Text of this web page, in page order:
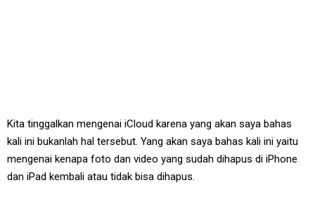
Kita tinggalkan mengenai iCloud karena yang akan saya bahas
kali ini bukanlah hal tersebut. Yang akan saya bahas kali ini yaitu
mengenai kenapa foto dan video yang sudah dihapus di iPhone
dan iPad kembali atau tidak bisa dihapus.